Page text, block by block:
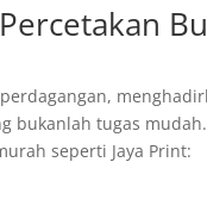
bukanlah tugas
seperti Jaya Print: